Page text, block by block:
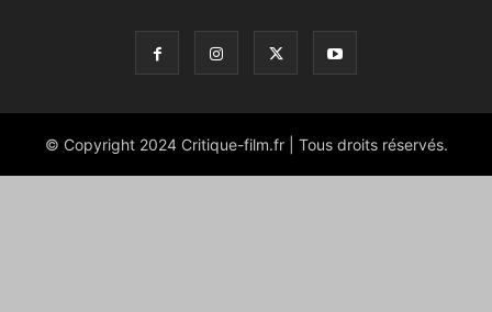
© Copyright 2024 Critique-film.fr | Tous droits réservés.